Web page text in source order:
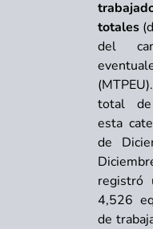
totales
del
total de
esta
de
registró
4,526
de